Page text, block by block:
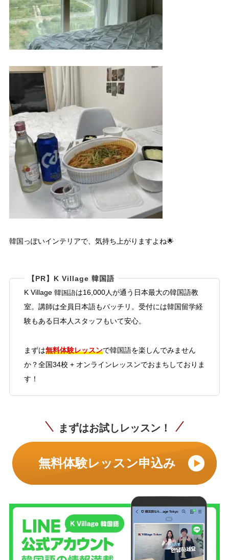
韓国っぽいインテリアで、気持ち上がりますよね🌟
【PR】K Village 韓国語
K Village 韓国語は16,000人が通う日本最大の韓国語教
室。講師は全員日本語もバッチリ。受付には韓国留学経
験もある日本人スタッフもいて安心。
まずは無料体験レッスンで韓国語を楽しんでみません
か？全国34校 + オンラインレッスンでおまちしておりま
す！
まずはお試しレッスン！
無料体験レッスン申込み